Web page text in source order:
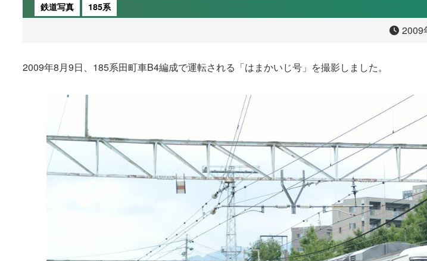
鉄道写真 185系
2009
2009年8月9日、185系田町車B4編成で運転される「はまかいじ号」を撮影しました。